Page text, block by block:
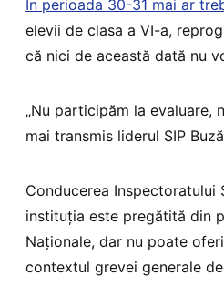
În perioada 30-31 mai ar
elevii de clasa a VI-a,
că nici de această dată nu
„Nu participăm la evaluare,
mai transmis liderul SIP
Conducerea Inspectoratului
instituţia este pregătită din
Naţionale, dar nu poate
contextul grevei generale